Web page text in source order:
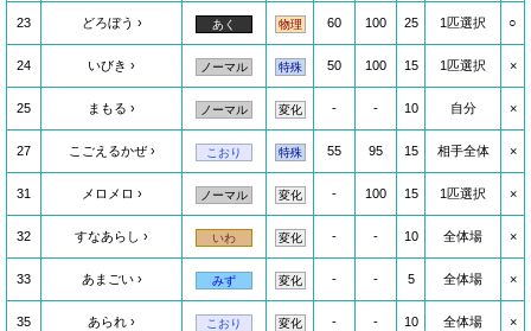
23 どろぼう あく 物理 60 100 25 1匹選択 ○
24 いびき ノーマル 特殊 50 100 15 1匹選択 ×
25 まもる ノーマル 変化 - - 10 自分 ×
27 こごえるかぜ こおり 特殊 55 95 15 相手全体 ×
31 メロメロ ノーマル 変化 - 100 15 1匹選択 ×
32 すなあらし いわ 変化 - - 10 全体場 ×
33 あまごい みず 変化 - - 5 全体場 ×
35 あられ こおり 変化 - - 10 全体場 ×